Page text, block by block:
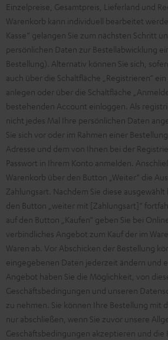
Einzelpreise, Gesamtpreis, Lieferland und
Warenkorb kann individuell bearbeitet
Kasse“ gelangen Sie zum nächsten Schritt
persönlichen Daten zur Bestellabwicklung
Bestellung). Alternativ können Sie sich,
auch über die Schaltfläche „Registrieren“
anlegen oder über die Schaltfläche
bestehenden Account einloggen. Als
nicht jedes Mal Ihre persönlichen Daten
Sie sich vor oder im Rahmen einer
Adresse und dem von Ihnen bei der
Passwort in Ihrem Konto anmelden.
Warenkorb über den Button „Weiter“ die
Zahlungsart. Nachdem Sie diese
den Button „weiter mit [Zahlungsart]“
auf den Button „Kaufen“ geben Sie bei
verbindliches Angebot zum Kauf der im
Waren ab. Vor Abschicken der Bestellung
eingegebenen Daten jederzeit ändern und
Angebot haben Sie die Möglichkeit, von
Geschäftsbedingungen und unseren
zu nehmen. Sie können Ihre Bestellung mit
nur abschließen, wenn Sie zuvor unsere
Geschäftsbedingungen akzeptieren und die